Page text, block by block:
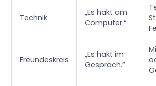
Technik
„Es hakt am
Computer.“
Freundeskreis
„Es hakt im
Gespräch.“